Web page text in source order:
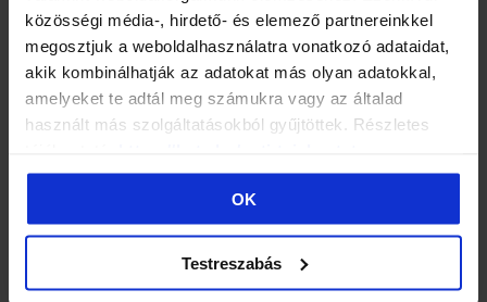
közösségi média-, hirdető- és elemező partnereinkkel
megosztjuk a weboldalhasználatra vonatkozó adataidat,
akik kombinálhatják az adatokat más olyan adatokkal,
amelyeket te adtál meg számukra vagy az általad
használt más szolgáltatásokból gyűjtöttek. Részletes
OK
Testreszabás
POUZE ONLINE
AKCE